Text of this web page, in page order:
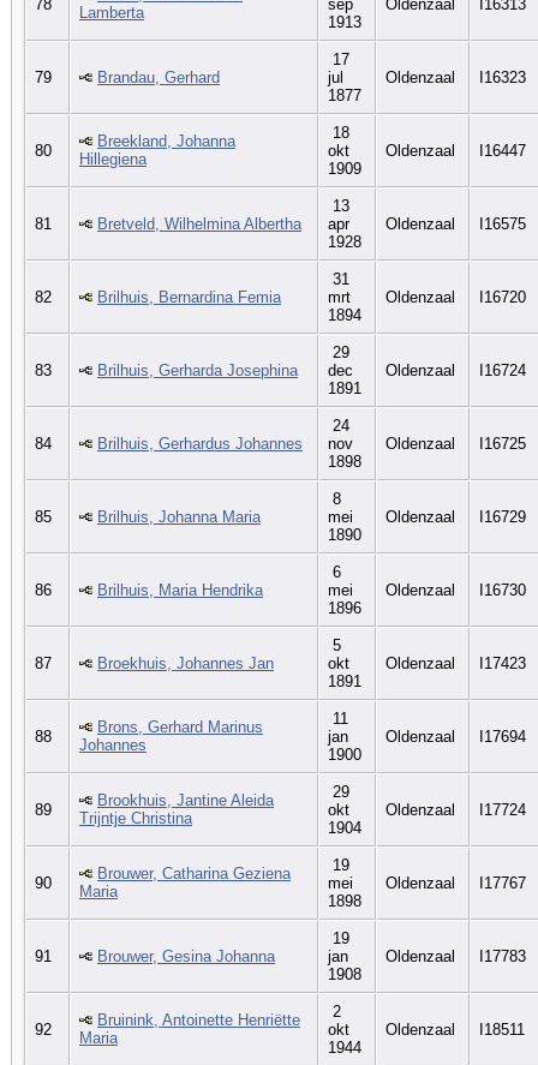
78
Lamberta
sep
1913
Oldenzaal I16313
79 Brandau, Gerhard
17
jul
1877
Oldenzaal I16323
80
Breekland, Johanna
Hillegiena
18
okt
1909
Oldenzaal I16447
81 Bretveld, Wilhelmina Albertha
13
apr
1928
Oldenzaal I16575
82 Brilhuis, Bernardina Femia
31
mrt
1894
Oldenzaal I16720
83 Brilhuis, Gerharda Josephina
29
dec
1891
Oldenzaal I16724
84 Brilhuis, Gerhardus Johannes
24
nov
1898
Oldenzaal I16725
85 Brilhuis, Johanna Maria
8
mei
1890
Oldenzaal I16729
86 Brilhuis, Maria Hendrika
6
mei
1896
Oldenzaal I16730
87 Broekhuis, Johannes Jan
5
okt
1891
Oldenzaal I17423
88
Brons, Gerhard Marinus
Johannes
11
jan
1900
Oldenzaal I17694
89
Brookhuis, Jantine Aleida
Trijntje Christina
29
okt
1904
Oldenzaal I17724
90
Brouwer, Catharina Geziena
Maria
19
mei
1898
Oldenzaal I17767
91 Brouwer, Gesina Johanna
19
jan
1908
Oldenzaal I17783
92
Bruinink, Antoinette Henriëtte
Maria
2
okt
1944
Oldenzaal I18511